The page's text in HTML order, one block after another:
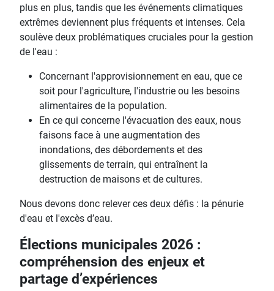
plus en plus, tandis que les événements climatiques
extrêmes deviennent plus fréquents et intenses. Cela
soulève deux problématiques cruciales pour la gestion
de l'eau :
Concernant l'approvisionnement en eau, que ce
soit pour l'agriculture, l'industrie ou les besoins
alimentaires de la population.
En ce qui concerne l'évacuation des eaux, nous
faisons face à une augmentation des
inondations, des débordements et des
glissements de terrain, qui entraînent la
destruction de maisons et de cultures.
Nous devons donc relever ces deux défis : la pénurie
d'eau et l'excès d’eau.
Élections municipales 2026 :
compréhension des enjeux et
partage d’expériences